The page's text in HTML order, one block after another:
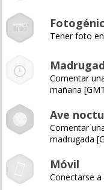
Tener foto
Comentar
mañana
Ave
Comentar
madrugada
Móvil
Conectarse